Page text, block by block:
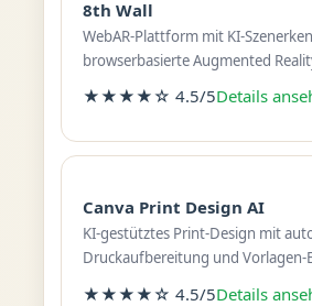
8th Wall
WebAR-Plattform mit KI-
browserbasierte Augmented
★★★★☆ 4.5/5Details
Canva Print Design AI
KI-gestütztes Print-Design mit
Druckaufbereitung und Vorlagen-
★★★★☆ 4.5/5Details